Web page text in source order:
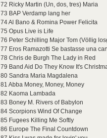
72 Ricky Martin (Un, dos, tres) Maria
73 BAP Verdamp lang her
74 Al Bano & Romina Power Felicita
75 Opus Live is Life
76 Peter Schilling Major Tom (Völlig
77 Eros Ramazotti Se bastasse una
78 Chris de Burgh The Lady in Red
79 Band Aid Do They Know It's
80 Sandra Maria Magdalena
81 Abba Money, Money, Money
82 Kaoma Lambada
83 Boney M. Rivers of Babylon
84 Scorpions Wind Of Change
85 Fugees Killing Me Softly
86 Europe The Final Countdown